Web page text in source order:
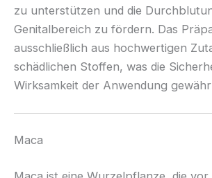
zu unterstützen und die
Genitalbereich zu fördern. Das
ausschließlich aus hochwertigen
schädlichen Stoffen, was die
Wirksamkeit der Anwendung
Maca